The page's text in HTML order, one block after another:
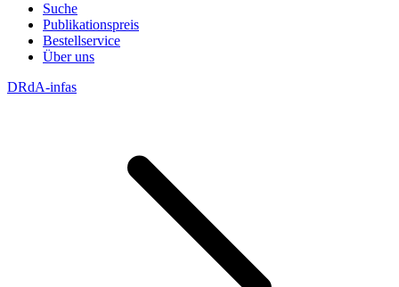
Suche
Publikationspreis
Bestellservice
Über uns
DRdA-infas